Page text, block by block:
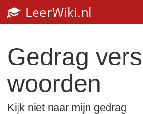
LeerWiki.nl
Gedrag
woorden
Kijk niet naar mijn gedrag